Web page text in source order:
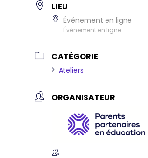
LIEU
Événement en ligne
Événement en ligne
CATÉGORIE
Ateliers
ORGANISATEUR